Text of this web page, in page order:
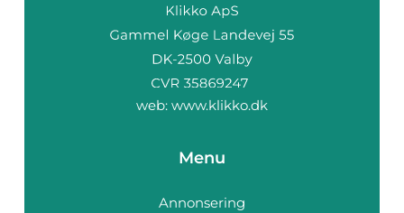
web: www.klikko.dk
Menu
Annonsering